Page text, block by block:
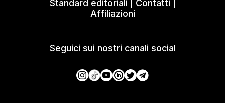
Standard editoriali
Contatti
Affiliazioni
Seguici sui nostri canali social